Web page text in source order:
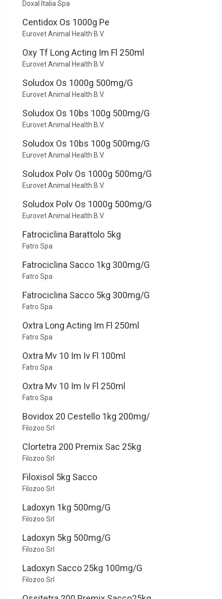
Doxal Italia Spa
Centidox Os 1000g Pe
Eurovet Animal Health B.V.
Oxy Tf Long Acting Im Fl 250ml
Eurovet Animal Health B.V.
Soludox Os 1000g 500mg/G
Eurovet Animal Health B.V.
Soludox Os 10bs 100g 500mg/G
Eurovet Animal Health B.V.
Soludox Os 10bs 100g 500mg/G
Eurovet Animal Health B.V.
Soludox Polv Os 1000g 500mg/G
Eurovet Animal Health B.V.
Soludox Polv Os 1000g 500mg/G
Eurovet Animal Health B.V.
Fatrociclina Barattolo 5kg
Fatro Spa
Fatrociclina Sacco 1kg 300mg/G
Fatro Spa
Fatrociclina Sacco 5kg 300mg/G
Fatro Spa
Oxtra Long Acting Im Fl 250ml
Fatro Spa
Oxtra Mv 10 Im Iv Fl 100ml
Fatro Spa
Oxtra Mv 10 Im Iv Fl 250ml
Fatro Spa
Bovidox 20 Cestello 1kg 200mg/
Filozoo Srl
Clortetra 200 Premix Sac 25kg
Filozoo Srl
Filoxisol 5kg Sacco
Filozoo Srl
Ladoxyn 1kg 500mg/G
Filozoo Srl
Ladoxyn 5kg 500mg/G
Filozoo Srl
Ladoxyn Sacco 25kg 100mg/G
Filozoo Srl